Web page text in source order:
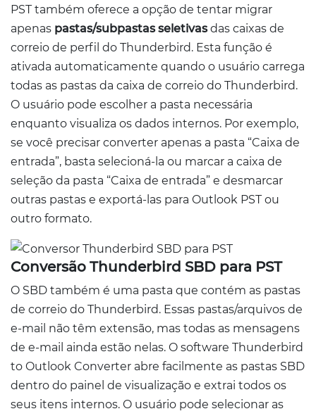
PST também oferece a opção de tentar migrar
apenas pastas/subpastas seletivasdas caixas de
correio de perfil do Thunderbird. Esta função é
ativada automaticamente quando o usuário carrega
todas as pastas da caixa de correio do Thunderbird.
O usuário pode escolher a pasta necessária
enquanto visualiza os dados internos. Por exemplo,
se você precisar converter apenas a pasta “Caixa de
entrada”, basta selecioná-la ou marcar a caixa de
seleção da pasta “Caixa de entrada” e desmarcar
outras pastas e exportá-las para Outlook PST ou
outro formato.
Conversão Thunderbird SBD para PST
O SBD também é uma pasta que contém as pastas
de correio do Thunderbird. Essas pastas/arquivos de
e-mail não têm extensão, mas todas as mensagens
de e-mail ainda estão nelas. O software Thunderbird
to Outlook Converter abre facilmente as pastas SBD
dentro do painel de visualização e extrai todos os
seus itens internos. O usuário pode selecionar as